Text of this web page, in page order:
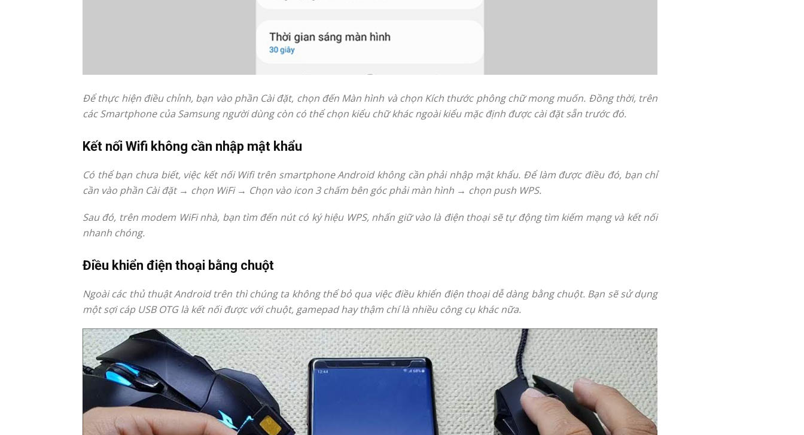
Để thực hiện điều chỉnh, bạn vào phần Cài đặt, chọn đến Màn hình và chọn Kích thước phông chữ mong muốn. Đồng thời, trên
các Smartphone của Samsung người dùng còn có thể chọn kiểu chữ khác ngoài kiểu mặc định được cài đặt sẵn trước đó.
Kết nối Wifi không cần nhập mật khẩu
Có thể bạn chưa biết, việc kết nối Wifi trên smartphone Android không cần phải nhập mật khẩu. Để làm được điều đó, bạn chỉ
cần vào phần Cài đặt → chọn WiFi → Chọn vào icon 3 chấm bên góc phải màn hình → chọn push WPS.
Sau đó, trên modem WiFi nhà, bạn tìm đến nút có ký hiệu WPS, nhấn giữ vào là điện thoại sẽ tự động tìm kiếm mạng và kết nối
nhanh chóng.
Điều khiển điện thoại bằng chuột
Ngoài các thủ thuật Android trên thì chúng ta không thể bỏ qua việc điều khiển điện thoại dễ dàng bằng chuột. Bạn sẽ sử dụng
một sợi cáp USB OTG là kết nối được với chuột, gamepad hay thậm chí là nhiều công cụ khác nữa.